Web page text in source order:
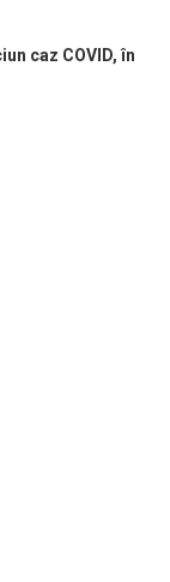
de locuitori,